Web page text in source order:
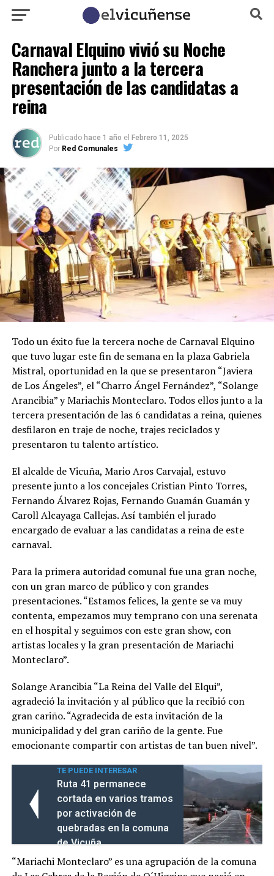
Carnaval Elquino vivió su Noche
Ranchera junto a la tercera
presentación de las candidatas a
reina
Publicado hace 1 año el Febrero 11, 2025
Por Red Comunales
Todo un éxito fue la tercera noche de Carnaval Elquino
que tuvo lugar este fin de semana en la plaza Gabriela
Mistral, oportunidad en la que se presentaron “Javiera
de Los Ángeles”, el “Charro Ángel Fernández”, “Solange
Arancibia” y Mariachis Monteclaro. Todos ellos junto a la
tercera presentación de las 6 candidatas a reina, quienes
desfilaron en traje de noche, trajes reciclados y
presentaron tu talento artístico.
El alcalde de Vicuña, Mario Aros Carvajal, estuvo
presente junto a los concejales Cristian Pinto Torres,
Fernando Álvarez Rojas, Fernando Guamán Guamán y
Caroll Alcayaga Callejas. Así también el jurado
encargado de evaluar a las candidatas a reina de este
carnaval.
Para la primera autoridad comunal fue una gran noche,
con un gran marco de público y con grandes
presentaciones. “Estamos felices, la gente se va muy
contenta, empezamos muy temprano con una serenata
en el hospital y seguimos con este gran show, con
artistas locales y la gran presentación de Mariachi
Monteclaro”.
Solange Arancibia “La Reina del Valle del Elqui”,
agradeció la invitación y al público que la recibió con
gran cariño. “Agradecida de esta invitación de la
municipalidad y del gran cariño de la gente. Fue
emocionante compartir con artistas de tan buen nivel”.
TE PUEDE INTERESAR
Ruta 41 permanece
cortada en varios tramos
por activación de
quebradas en la comuna
de Vicuña
“Mariachi Monteclaro” es una agrupación de la comuna